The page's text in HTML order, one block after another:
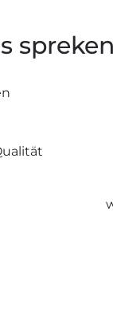
spreken